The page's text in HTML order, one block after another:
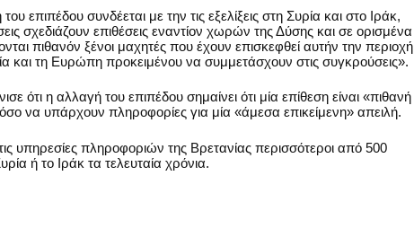
επιπέδου συνδέεται με την τις εξελίξεις στη Συρία και στο Ιράκ,
σχεδιάζουν επιθέσεις εναντίον χωρών της Δύσης και σε ορισμένα
πιθανόν ξένοι μαχητές που έχουν επισκεφθεί αυτήν την περιοχή
και τη Ευρώπη προκειμένου να συμμετάσχουν στις συγκρούσεις».
ότι η αλλαγή του επιπέδου σημαίνει ότι μία επίθεση είναι «πιθανή
να υπάρχουν πληροφορίες για μία «άμεσα επικείμενη» απειλή.
υπηρεσίες πληροφοριών της Βρετανίας περισσότεροι από 500
ή το Ιράκ τα τελευταία χρόνια.